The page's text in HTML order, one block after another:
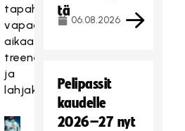
tapahtumiin,
vapaa-
aikaan,
treeneihin
ja
lahjaksi.
tä
06.08.2026
Pelipassit
kaudelle
2026–27 nyt